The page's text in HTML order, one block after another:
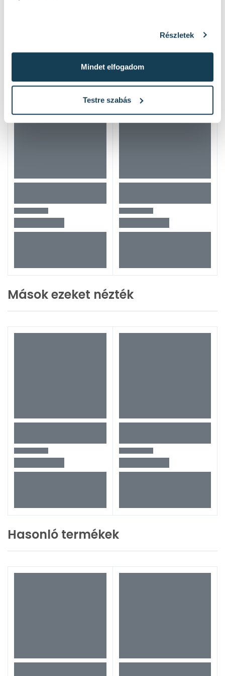
Részletek
Mindet elfogadom
Testre szabás
Mások ezeket nézték
Mások ezeket nézték
Hasonló termékek